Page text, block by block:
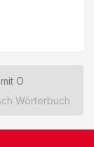
O
Wörterbuch